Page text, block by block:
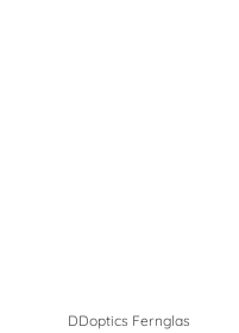
DDoptics Fernglas